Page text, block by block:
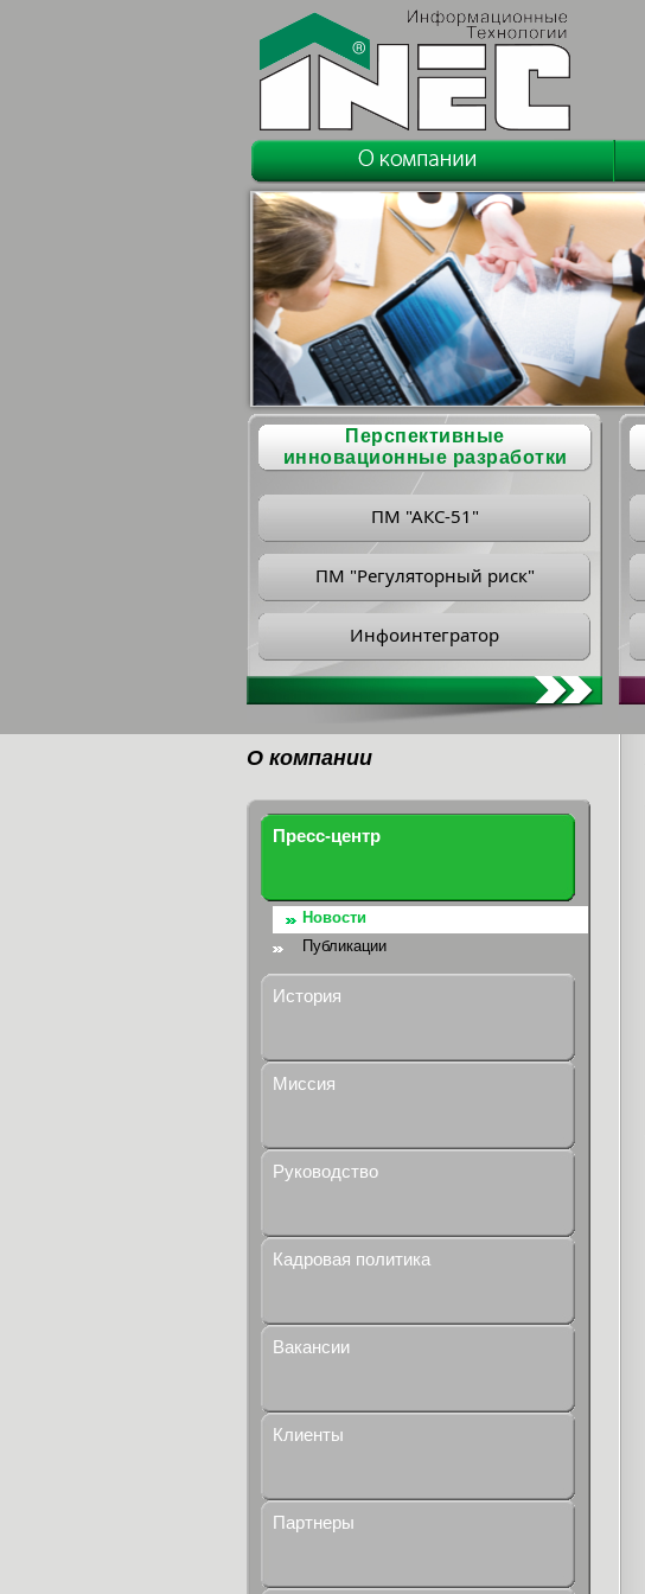
Перспективные
инновационные разработки
ПМ "АКС-51"
ПМ "Регуляторный риск"
Инфоинтегратор
О компании
Пресс-центр
Новости
Публикации
История
Миссия
Руководство
Кадровая политика
Вакансии
Клиенты
Партнеры